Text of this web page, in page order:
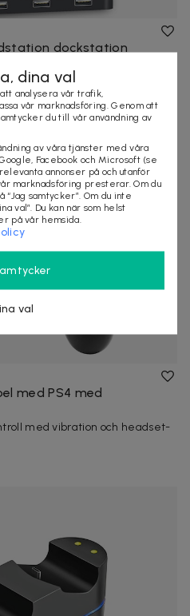
dockstation
Move VR
PS Move-motionkontroller
med PS4 med
med vibration och headset-
dina val
analysera vår trafik,
vår marknadsföring. Genom att
du till vår användning av
av våra tjänster med våra
Facebook och Microsoft (se
annonser på och utanför
marknadsföring presterar. Om du
samtycker”. Om du inte
val”. Du kan när som helst
på vår hemsida.
val